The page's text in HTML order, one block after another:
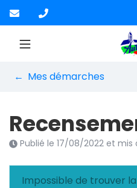
Aller
au
contenu
Mes démarches
Publié le 17/08/2022 et mis
Impossible de trouver la